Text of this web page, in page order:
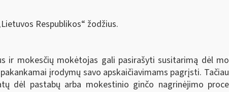
Respublikos“ žodžius.
ir mokesčių mokėtojas gali pasirašyti susitarimą dėl
įrodymų savo apskaičiavimams pagrįsti.
dėl pastabų arba mokestinio ginčo nagrinėjimo